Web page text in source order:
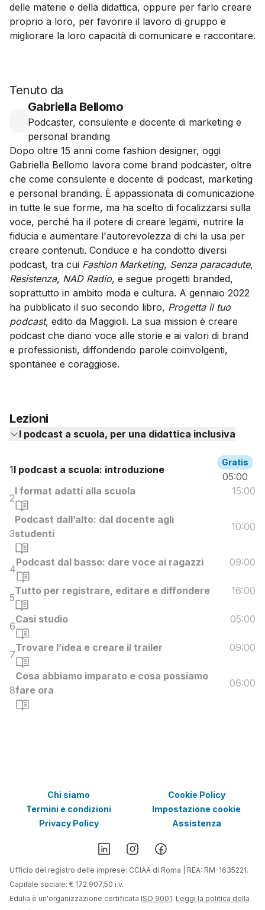
delle materie e della didattica, oppure per farlo creare
proprio a loro, per favorire il lavoro di gruppo e
migliorare la loro capacità di comunicare e raccontare.
Tenuto da
Gabriella Bellomo
Podcaster, consulente e docente di marketing e
personal branding
Dopo oltre 15 anni come fashion designer, oggi
Gabriella Bellomo lavora come brand podcaster, oltre
che come consulente e docente di podcast, marketing
e personal branding. È appassionata di comunicazione
in tutte le sue forme, ma ha scelto di focalizzarsi sulla
voce, perché ha il potere di creare legami, nutrire la
fiducia e aumentare l'autorevolezza di chi la usa per
creare contenuti. Conduce e ha condotto diversi
podcast, tra cui Fashion Marketing, Senza paracadute,
Resistenza, NAD Radio, e segue progetti branded,
soprattutto in ambito moda e cultura. A gennaio 2022
ha pubblicato il suo secondo libro, Progetta il tuo
podcast, edito da Maggioli. La sua mission è creare
podcast che diano voce alle storie e ai valori di brand
e professionisti, diffondendo parole coinvolgenti,
spontanee e coraggiose.
Lezioni
I podcast a scuola, per una didattica inclusiva
1I podcast a scuola: introduzione
Gratis
05:00
2
I format adatti alla scuola 15:00
3
Podcast dall’alto: dal docente agli
studenti
10:00
4
Podcast dal basso: dare voce ai ragazzi 09:00
5
Tutto per registrare, editare e diffondere 16:00
6
Casi studio 05:00
7
Trovare l’idea e creare il trailer 09:00
8
Cosa abbiamo imparato e cosa possiamo
fare ora
06:00
Chi siamo
Termini e condizioni
Privacy Policy
Cookie Policy
Impostazione cookie
Assistenza
Ufficio del registro delle imprese: CCIAA di Roma | REA: RM-1635221.
Capitale sociale: € 172.907,50 i.v.
Edulia è un'organizzazione certificata ISO 9001. Leggi la politica della